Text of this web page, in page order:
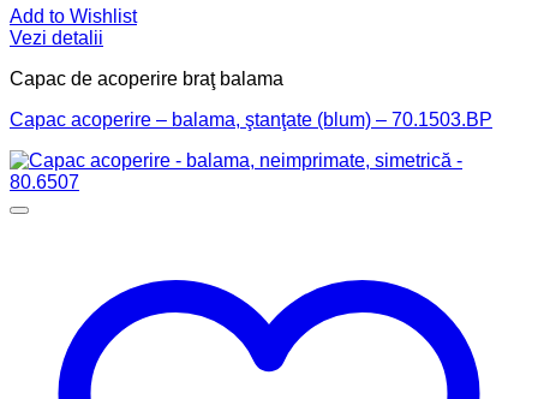
Add to Wishlist
Vezi detalii
Capac de acoperire braţ balama
Capac acoperire – balama, ştanţate (blum) – 70.1503.BP